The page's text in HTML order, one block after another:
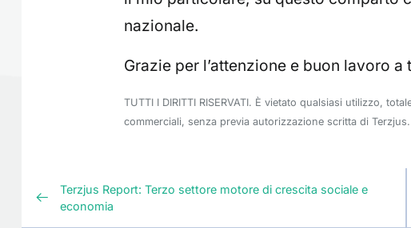
nazionale.
Grazie per l’attenzione e buon lavoro a
TUTTI I DIRITTI RISERVATI. È vietato qualsiasi utilizzo,
commerciali, senza previa autorizzazione scritta di Terzjus.
Terzjus Report: Terzo settore motore di crescita sociale e
economia